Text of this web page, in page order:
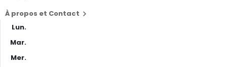
À propos et Contact 
Lun.
Mar.
Mer.